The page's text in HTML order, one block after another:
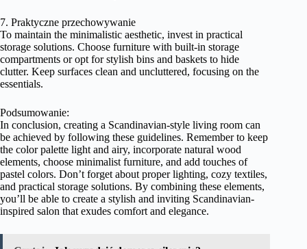
7. Praktyczne przechowywanie
To maintain the minimalistic aesthetic, invest in practical
storage solutions. Choose furniture with built-in storage
compartments or opt for stylish bins and baskets to hide
clutter. Keep surfaces clean and uncluttered, focusing on the
essentials.
Podsumowanie:
In conclusion, creating a Scandinavian-style living room can
be achieved by following these guidelines. Remember to keep
the color palette light and airy, incorporate natural wood
elements, choose minimalist furniture, and add touches of
pastel colors. Don’t forget about proper lighting, cozy textiles,
and practical storage solutions. By combining these elements,
you’ll be able to create a stylish and inviting Scandinavian-
inspired salon that exudes comfort and elegance.